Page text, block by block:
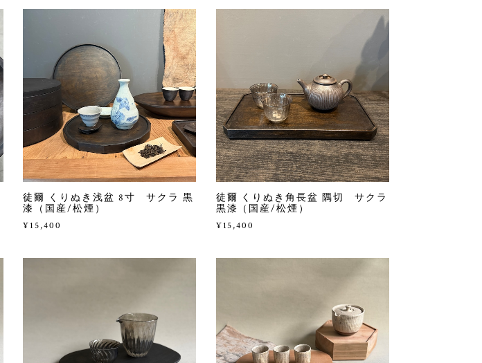
徒爾 くりぬき浅盆 8寸 サクラ 黒
漆（国産/松煙）
¥15,400
徒爾 くりぬき角長盆 隅切 サクラ
黒漆（国産/松煙）
¥15,400